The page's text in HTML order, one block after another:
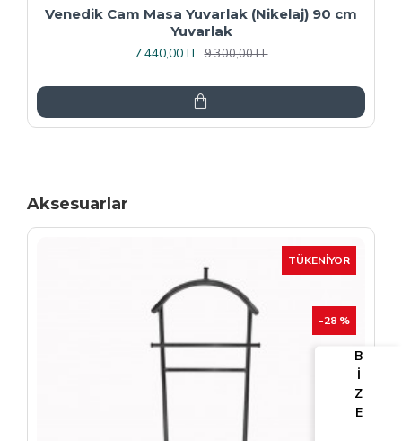
Plaza Kare ESB Mutfak Masası (Werzalit,
Allzalit veya Wermodin Tablalı 80X80) -
Afyon Mermer
Aksesuarlar
TÜKENIYOR
-25 %
B
İ
Z
E